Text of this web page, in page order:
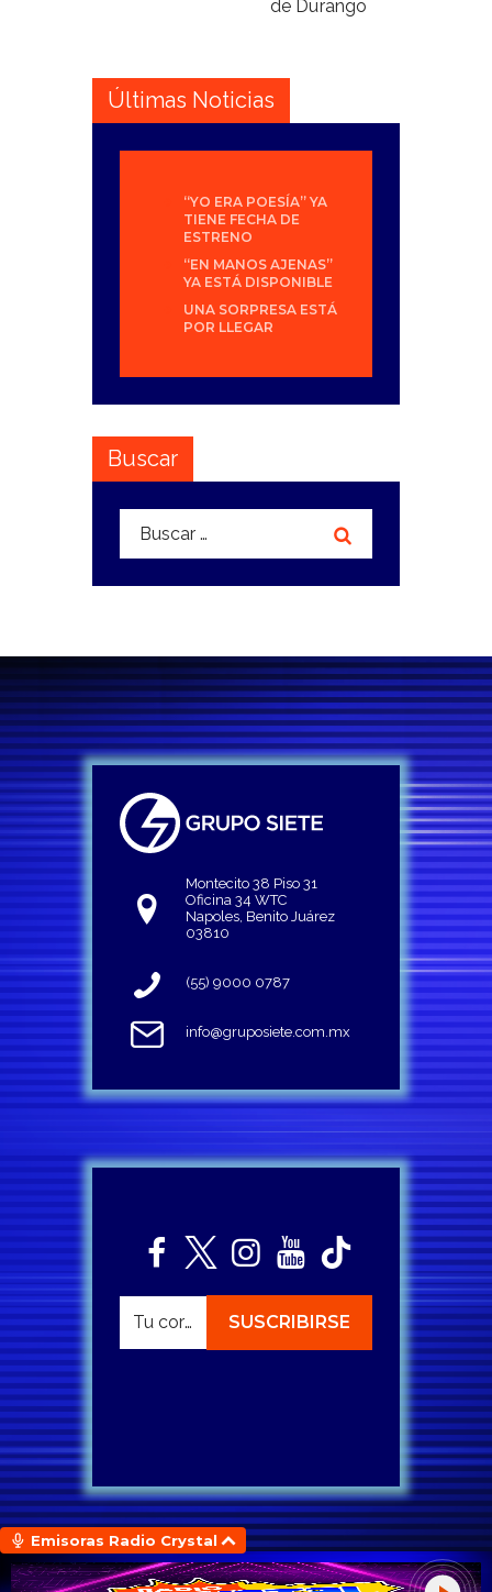
de Durango
Últimas Noticias
“YO ERA POESÍA” YA
TIENE FECHA DE
ESTRENO
“EN MANOS AJENAS”
YA ESTÁ DISPONIBLE
UNA SORPRESA ESTÁ
POR LLEGAR
Buscar
Buscar:
Montecito 38 Piso 31
Oficina 34 WTC
Napoles, Benito Juárez
03810
(55) 9000 0787
info@gruposiete.com.mx
Emisoras Radio Crystal